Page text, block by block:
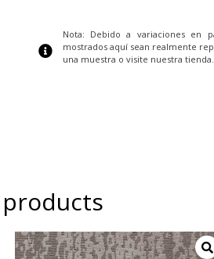
Nota: Debido a variaciones en
mostrados aquí sean realmente
una muestra o visite nuestra tienda.